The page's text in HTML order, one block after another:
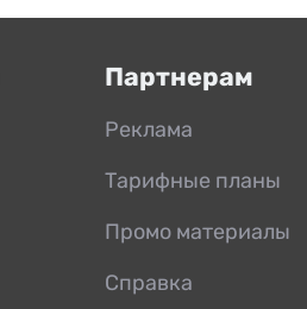
Партнерам
Реклама
Тарифные планы
Промо материалы
Справка